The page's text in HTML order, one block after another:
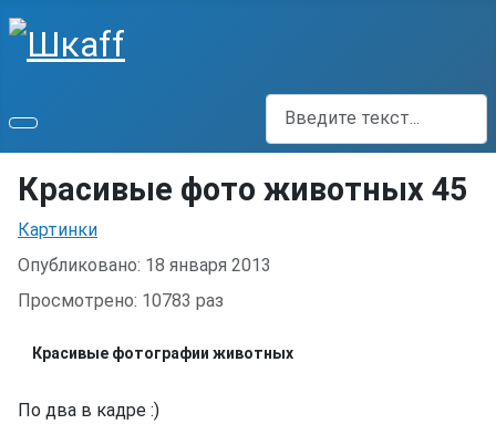
Поиск
Красивые фото животных 45
Информация о материале
Картинки
Опубликовано: 18 января 2013
Просмотрено: 10783 раз
Красивые фотографии животных
По два в кадре :)